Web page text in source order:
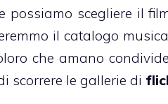
possiamo scegliere il
il catalogo
che amano
scorrere le gallerie di